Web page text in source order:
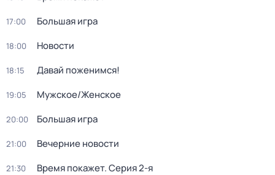
17:00 Большая игра
18:00 Новости
18:15 Давай поженимся!
19:05 Мужское/Женское
20:00 Большая игра
21:00 Вечерние новости
21:30 Время покажет. Серия 2-я